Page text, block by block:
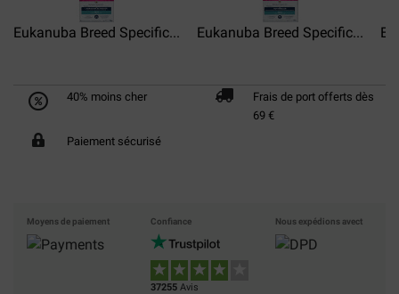
Eukanuba Breed Specific... Eukanuba Breed Specific...
40% moins cher
Frais de port offerts dès
69 €
Paiement sécurisé
Moyens de paiement Confiance
37255 Avis
Nous expédions avect